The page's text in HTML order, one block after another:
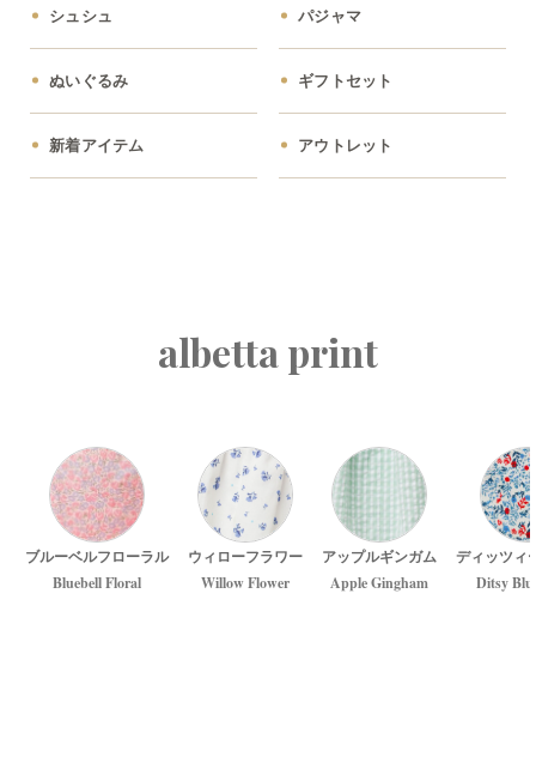
シュシュ パジャマ
ぬいぐるみ ギフトセット
新着アイテム アウトレット
albetta print
ブルーベルフローラル
Bluebell Floral
ウィローフラワー
Willow Flower
アップルギンガム
Apple Gingham
ディッツィ
Ditsy